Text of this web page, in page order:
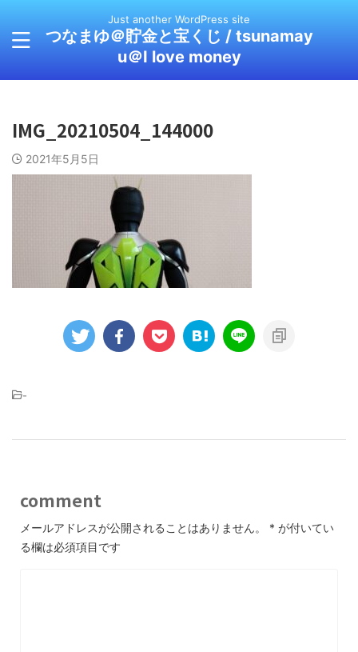
Just another WordPress site
つなまゆ＠貯金と宝くじ / tsunamay
u＠I love money
IMG_20210504_144000
2021年5月5日
-
comment
メールアドレスが公開されることはありません。 * が付いてい
る欄は必須項目です